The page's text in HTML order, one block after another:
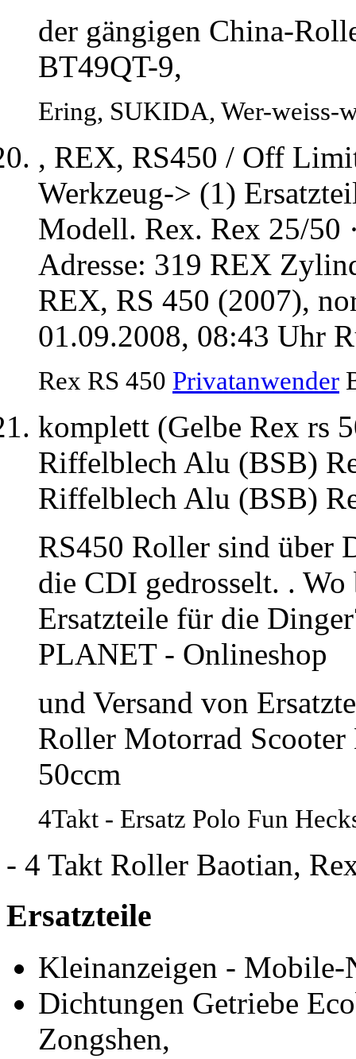
der gängigen China-
BT49QT-9,
Ering, SUKIDA, Wer-weiss-
, REX, RS450 / Off
Werkzeug-> (1)
Modell. Rex. Rex 25/50
Adresse: 319 REX
REX, RS 450 (2007),
01.09.2008, 08:43 Uhr
Rex RS 450 Privatanwender
komplett (Gelbe Rex rs
Riffelblech Alu (BSB)
Riffelblech Alu (BSB)
RS450 Roller sind über
die CDI gedrosselt. .
Ersatzteile für die
PLANET - Onlineshop
und Versand von
Roller Motorrad
50ccm
4Takt - Ersatz Polo Fun
- 4 Takt Roller Baotian,
Ersatzteile
Kleinanzeigen - Mobile-
Dichtungen Getriebe
Zongshen,